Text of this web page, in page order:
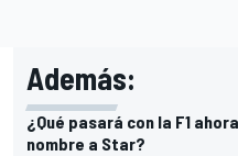
Además:
¿Qué pasará con la F1
nombre a Star?